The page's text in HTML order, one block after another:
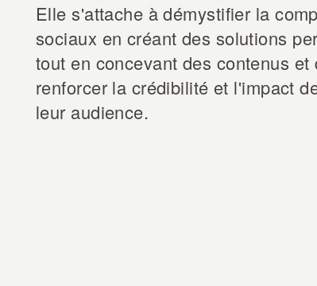
Elle s'attache à démystifier la
sociaux en créant des solutions
tout en concevant des contenus
renforcer la crédibilité et l'impact
leur audience.